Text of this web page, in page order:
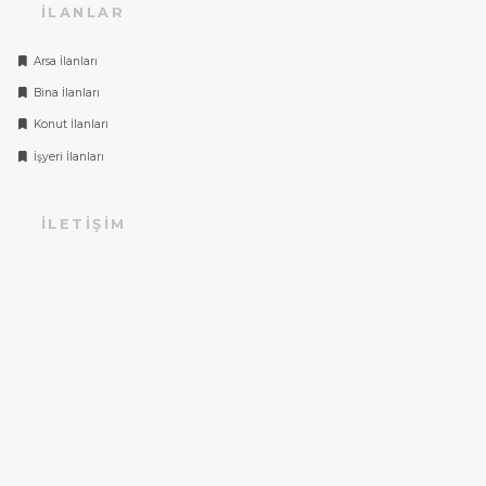
İLANLAR
Arsa İlanları
Bina İlanları
Konut İlanları
İşyeri İlanları
İLETIŞIM